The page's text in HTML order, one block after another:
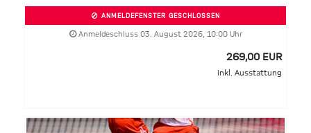
ANMELDEFENSTER GESCHLOSSEN
Anmeldeschluss 03. August 2026, 10:00 Uhr
269,00 EUR
inkl. Ausstattung